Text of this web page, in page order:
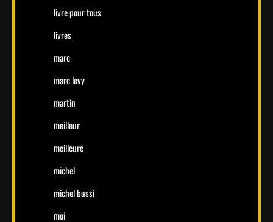
livre pour tous
livres
marc
marc levy
martin
meilleur
meilleure
michel
michel bussi
moi